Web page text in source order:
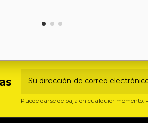
Puede darse de baja en cualquier momento.